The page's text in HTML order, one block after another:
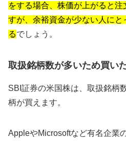
をする場合、株価が上がると注
すが、余裕資金が少ない人に
るでしょう。
取扱銘柄数が多いため買い
SBI証券の米国株は、取扱銘柄
柄が買えます。
AppleやMicrosoftなど有名企業